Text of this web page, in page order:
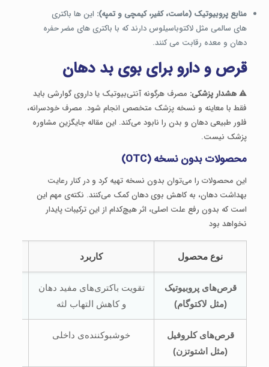
منابع پروبیوتیک (ماست، کفیر، کیمچی و تمپه): این ها باکتری
های سالمی مثل لاکتوباسیلوس دارند که با باکتری های مضر حفره
دهان و معده رقابت می کنند.
قرص و دارو برای بوی بد دهان
⚠️هشدار پزشکی: مصرف هرگونه آنتی‌بیوتیک یا داروی گوارشی باید
فقط با معاینه و نسخه پزشک متخصص انجام شود. مصرف خودسرانه،
فلور طبیعی دهان و بدن را نابود می‌کند. این مقاله جایگزین مشاوره
پزشک نیست.
محصولات بدون نسخه (OTC)
این محصولات را می‌توان بدون نسخه تهیه کرد و در کنار رعایت
بهداشت دهان، به کاهش بوی دهان کمک می‌کنند. نکته‌ی مهم این
است که بدون رفع علت اصلی، اثر هیچ‌کدام از این ترکیبات پایدار
نخواهد بود
نوع محصول کاربرد
قرص‌های پروبیوتیک
(مثل لاکتوگام)
تقویت باکتری‌های مفید دهان
و کاهش التهاب لثه
قرص‌های کلروفیل
(مثل اشتوتزن)
خوشبوکننده‌ی داخلی